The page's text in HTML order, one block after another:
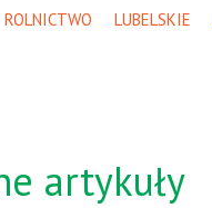
ROLNICTWO LUBELSKIE
artykuły